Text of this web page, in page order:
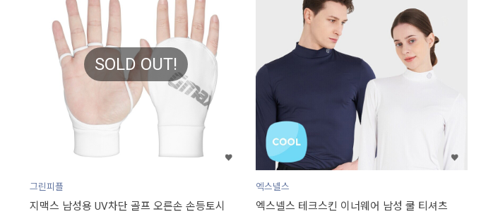
SOLD OUT!
그린피플
지맥스 남성용 UV차단 골프 오른손 손등토시
엑스넬스
엑스넬스 테크스킨 이너웨어 남성 쿨 티셔츠